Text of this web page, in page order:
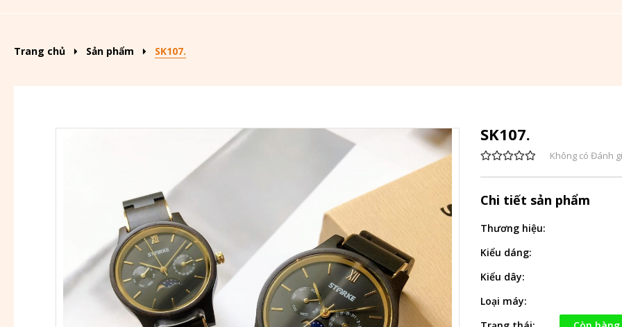
Trang chủ Sản phẩm SK107.
SK107.
Không có Đánh
Chi tiết sản phẩm
Thương hiệu:
Kiểu dáng:
Kiểu dây:
Loại máy: